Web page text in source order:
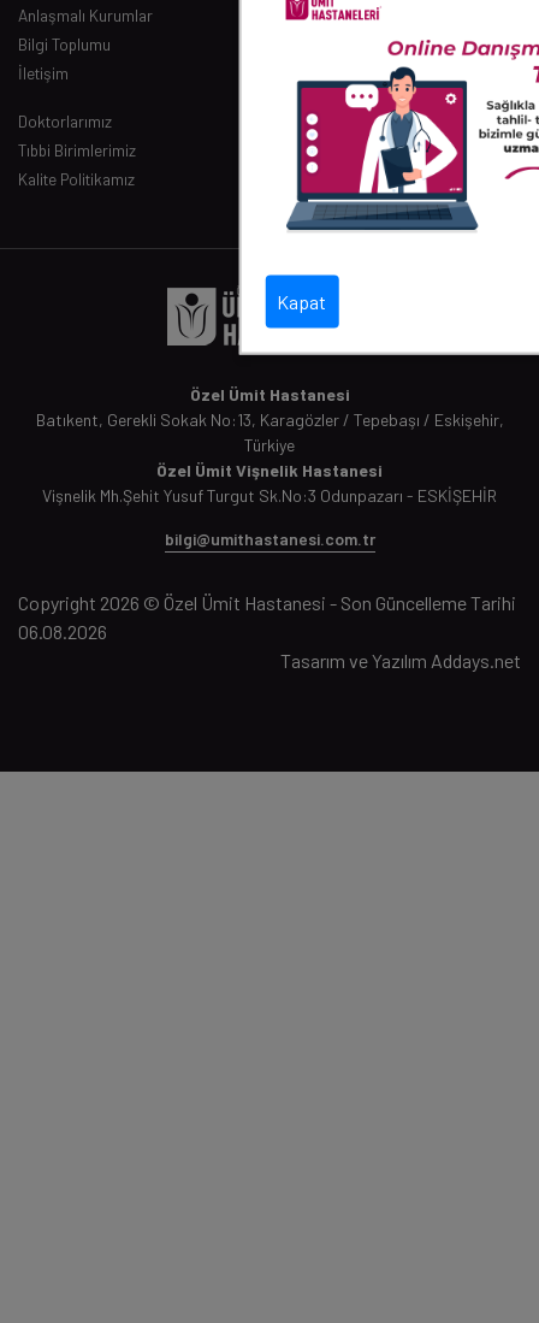
Kapat
Anlaşmalı Kurumlar
Bilgi Toplumu
İletişim
Doktorlarımız
Tıbbi Birimlerimiz
Kalite Politikamız
Özel Ümit Hastanesi
Batıkent, Gerekli Sokak No:13, Karagözler / Tepebaşı / Eskişehir,
Türkiye
Özel Ümit Vişnelik Hastanesi
Vişnelik Mh.Şehit Yusuf Turgut Sk.No:3 Odunpazarı - ESKİŞEHİR
bilgi@umithastanesi.com.tr
Copyright 2026 © Özel Ümit Hastanesi - Son Güncelleme Tarihi
06.08.2026
Tasarım ve Yazılım Addays.net